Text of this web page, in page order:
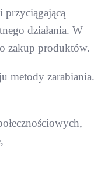
przyciągającą
działania. W
zakup produktów.
metody zarabiania.